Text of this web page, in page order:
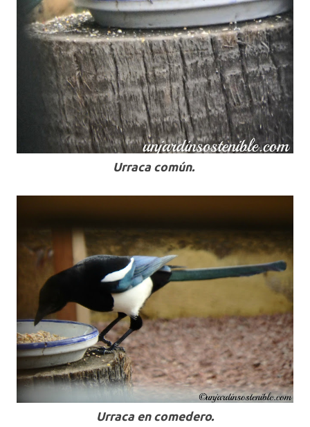
Urraca común.
Urraca en comedero.